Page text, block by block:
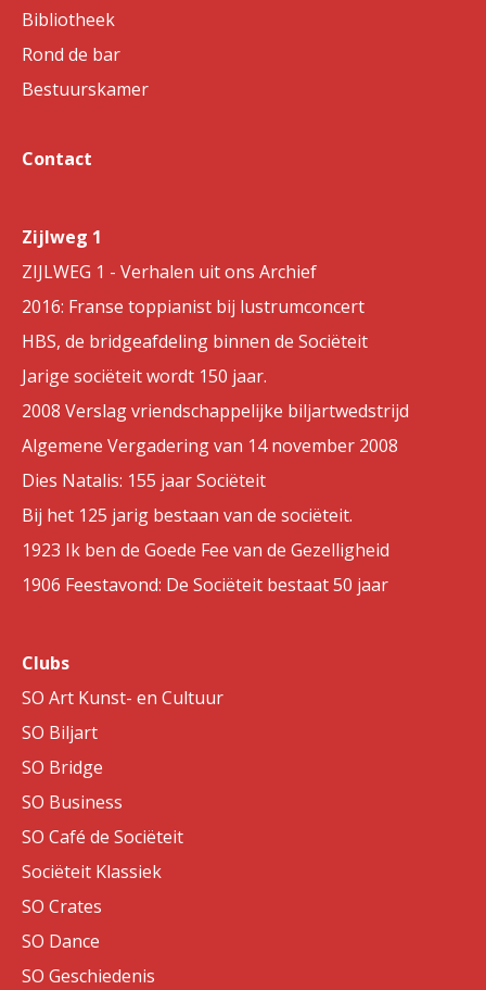
Bibliotheek
Rond de bar
Bestuurskamer
Contact
Zijlweg 1
ZIJLWEG 1 - Verhalen uit ons Archief
2016: Franse toppianist bij lustrumconcert
HBS, de bridgeafdeling binnen de Sociëteit
Jarige sociëteit wordt 150 jaar.
2008 Verslag vriendschappelijke biljartwedstrijd
Algemene Vergadering van 14 november 2008
Dies Natalis: 155 jaar Sociëteit
Bij het 125 jarig bestaan van de sociëteit.
1923 Ik ben de Goede Fee van de Gezelligheid
1906 Feestavond: De Sociëteit bestaat 50 jaar
Clubs
SO Art Kunst- en Cultuur
SO Biljart
SO Bridge
SO Business
SO Café de Sociëteit
Sociëteit Klassiek
SO Crates
SO Dance
SO Geschiedenis